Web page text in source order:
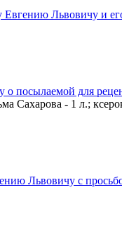
Евгению Львовичу и
посылаемой для
Сахарова - 1 л.;
Львовичу с